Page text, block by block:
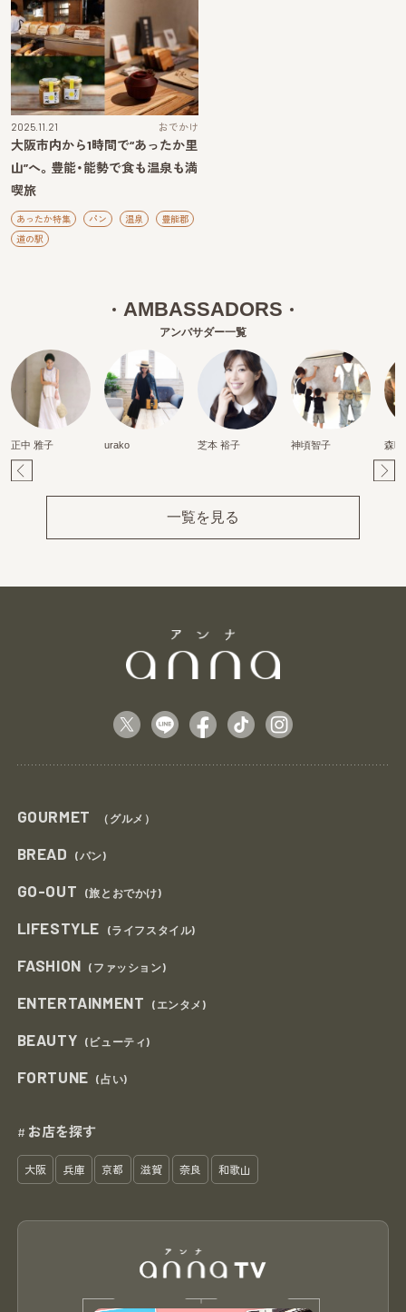
2025.11.21 おでかけ
大阪市内から1時間で“あったか里
山”へ。豊能・能勢で食も温泉も満
喫旅
あったか特集 パン 温泉
豊能郡
道の駅
AMBASSADORS
アンバサダー一覧
正中 雅子 urako 芝本 裕子 神頃智子 森映
一覧を見る
GOURMET （グルメ）
BREAD (パン)
GO-OUT (旅とおでかけ)
LIFESTYLE (ライフスタイル)
FASHION (ファッション)
ENTERTAINMENT (エンタメ)
BEAUTY (ビューティ)
FORTUNE (占い)
# お店を探す
大阪 兵庫 京都 滋賀 奈良 和歌山